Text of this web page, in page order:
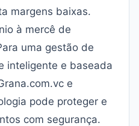
margens baixas.
à mercê de
uma gestão de
inteligente e baseada
e
pode proteger e
com segurança.